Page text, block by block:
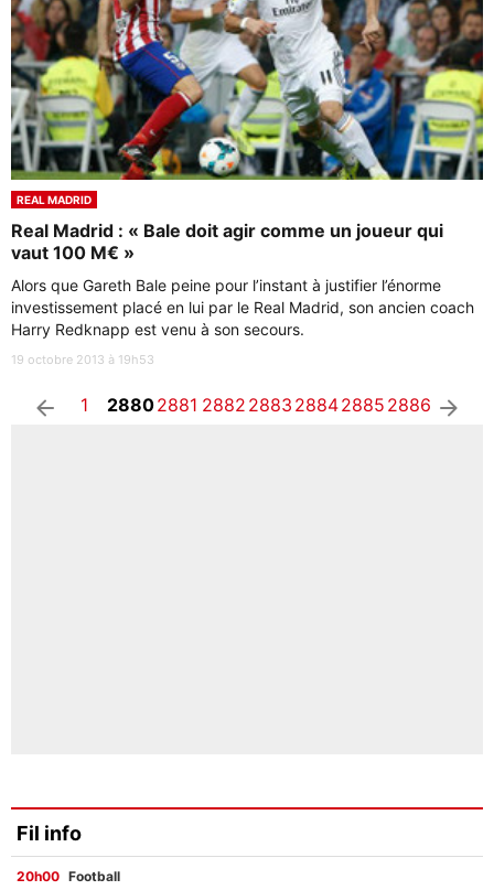
REAL MADRID
Real Madrid : « Bale doit agir comme un joueur qui
vaut 100 M€ »
Alors que Gareth Bale peine pour l’instant à justifier l’énorme
investissement placé en lui par le Real Madrid, son ancien coach
Harry Redknapp est venu à son secours.
19 octobre 2013 à 19h53
arrow_left 1 28802881 2882 2883 28842885 2886 arrow_right
Fil info
20h00 Football